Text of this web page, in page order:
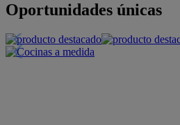
Oportunidades únicas